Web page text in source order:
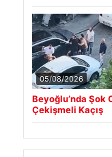
05/08/2026
Beyoğlu’nda Şok
Çekişmeli Kaçış